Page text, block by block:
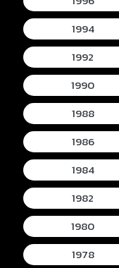
1994
1992
1990
1988
1986
1984
1982
1980
1978